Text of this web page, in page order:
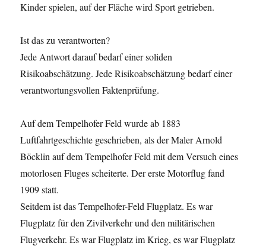
Kinder spielen, auf der Fläche wird Sport getrieben.
Ist das zu verantworten?
Jede Antwort darauf bedarf einer soliden
Risikoabschätzung. Jede Risikoabschätzung bedarf einer
verantwortungsvollen Faktenprüfung.
Auf dem Tempelhofer Feld wurde ab 1883
Luftfahrtgeschichte geschrieben, als der Maler Arnold
Böcklin auf dem Tempelhofer Feld mit dem Versuch eines
motorlosen Fluges scheiterte. Der erste Motorflug fand
1909 statt.
Seitdem ist das Tempelhofer-Feld Flugplatz. Es war
Flugplatz für den Zivilverkehr und den militärischen
Flugverkehr. Es war Flugplatz im Krieg, es war Flugplatz